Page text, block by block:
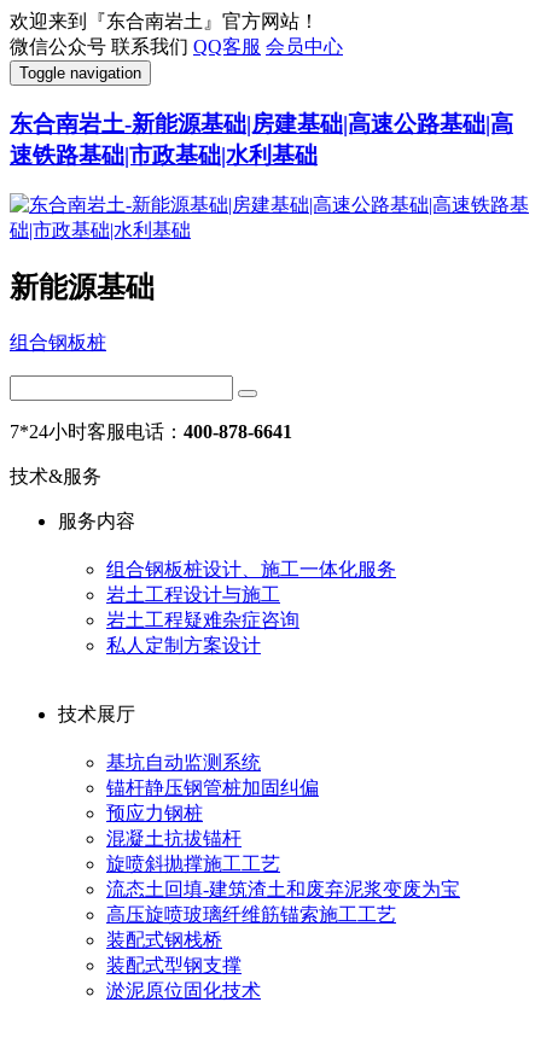
欢迎来到『东合南岩土』官方网站！
微信公众号 联系我们 QQ客服 会员中心
Toggle navigation
东合南岩土-新能源基础|房建基础|高速公路基础|高
速铁路基础|市政基础|水利基础
新能源基础
组合钢板桩
7*24小时客服电话： 400-878-6641
技术&服务
服务内容
组合钢板桩设计、施工一体化服务
岩土工程设计与施工
岩土工程疑难杂症咨询
私人定制方案设计
技术展厅
基坑自动监测系统
锚杆静压钢管桩加固纠偏
预应力钢桩
混凝土抗拔锚杆
旋喷斜抛撑施工工艺
流态土回填-建筑渣土和废弃泥浆变废为宝
高压旋喷玻璃纤维筋锚索施工工艺
装配式钢栈桥
装配式型钢支撑
淤泥原位固化技术